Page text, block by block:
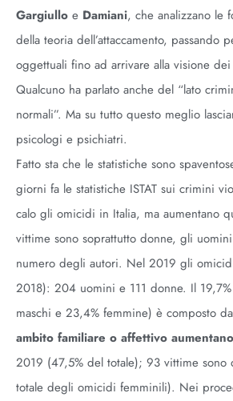
Gargiullo e Damiani, che analizzano le
della teoria dell’attaccamento, passando
oggettuali fino ad arrivare alla visione dei
Qualcuno ha parlato anche del “lato
normali”. Ma su tutto questo meglio
psicologi e psichiatri.
Fatto sta che le statistiche sono
giorni fa le statistiche ISTAT sui crimini
calo gli omicidi in Italia, ma aumentano
vittime sono soprattutto donne, gli
numero degli autori. Nel 2019 gli
2018): 204 uomini e 111 donne. Il
maschi e 23,4% femmine) è composto
ambito familiare o affettivo
2019 (47,5% del totale); 93 vittime sono
totale degli omicidi femminili). Nei